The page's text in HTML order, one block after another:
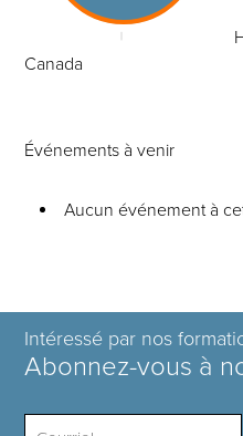
Canada
Événements à venir
Aucun événement à
Intéressé par nos
Abonnez-vous à